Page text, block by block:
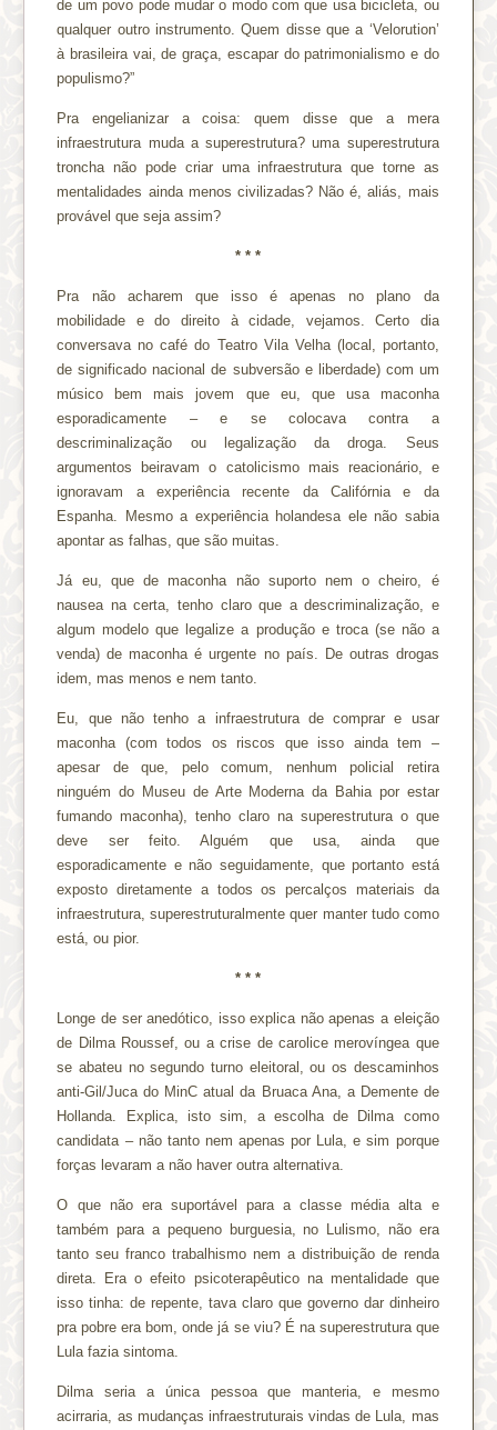
de um povo pode mudar o modo com que usa bicicleta, ou
qualquer outro instrumento. Quem disse que a ‘Velorution’
à brasileira vai, de graça, escapar do patrimonialismo e do
populismo?”
Pra engelianizar a coisa: quem disse que a mera
infraestrutura muda a superestrutura? uma superestrutura
troncha não pode criar uma infraestrutura que torne as
mentalidades ainda menos civilizadas? Não é, aliás, mais
provável que seja assim?
* * *
Pra não acharem que isso é apenas no plano da
mobilidade e do direito à cidade, vejamos. Certo dia
conversava no café do Teatro Vila Velha (local, portanto,
de significado nacional de subversão e liberdade) com um
músico bem mais jovem que eu, que usa maconha
esporadicamente – e se colocava contra a
descriminalização ou legalização da droga. Seus
argumentos beiravam o catolicismo mais reacionário, e
ignoravam a experiência recente da Califórnia e da
Espanha. Mesmo a experiência holandesa ele não sabia
apontar as falhas, que são muitas.
Já eu, que de maconha não suporto nem o cheiro, é
nausea na certa, tenho claro que a descriminalização, e
algum modelo que legalize a produção e troca (se não a
venda) de maconha é urgente no país. De outras drogas
idem, mas menos e nem tanto.
Eu, que não tenho a infraestrutura de comprar e usar
maconha (com todos os riscos que isso ainda tem –
apesar de que, pelo comum, nenhum policial retira
ninguém do Museu de Arte Moderna da Bahia por estar
fumando maconha), tenho claro na superestrutura o que
deve ser feito. Alguém que usa, ainda que
esporadicamente e não seguidamente, que portanto está
exposto diretamente a todos os percalços materiais da
infraestrutura, superestruturalmente quer manter tudo como
está, ou pior.
* * *
Longe de ser anedótico, isso explica não apenas a eleição
de Dilma Roussef, ou a crise de carolice merovíngea que
se abateu no segundo turno eleitoral, ou os descaminhos
anti-Gil/Juca do MinC atual da Bruaca Ana, a Demente de
Hollanda. Explica, isto sim, a escolha de Dilma como
candidata – não tanto nem apenas por Lula, e sim porque
forças levaram a não haver outra alternativa.
O que não era suportável para a classe média alta e
também para a pequeno burguesia, no Lulismo, não era
tanto seu franco trabalhismo nem a distribuição de renda
direta. Era o efeito psicoterapêutico na mentalidade que
isso tinha: de repente, tava claro que governo dar dinheiro
pra pobre era bom, onde já se viu? É na superestrutura que
Lula fazia sintoma.
Dilma seria a única pessoa que manteria, e mesmo
acirraria, as mudanças infraestruturais vindas de Lula, mas